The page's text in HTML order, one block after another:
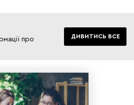
про
ДИВИТИСЬ ВСЕ